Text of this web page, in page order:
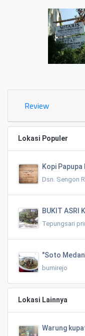
Review
Lokasi Populer
Kopi
Dsn. Sengon
BUKIT ASRI
Tepungsari
"Soto
bumirejo
Lokasi Lainnya
Warung